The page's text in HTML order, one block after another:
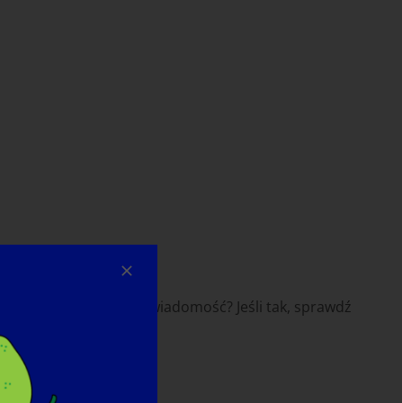
zwiększyć świadomość? Jeśli tak, sprawdź